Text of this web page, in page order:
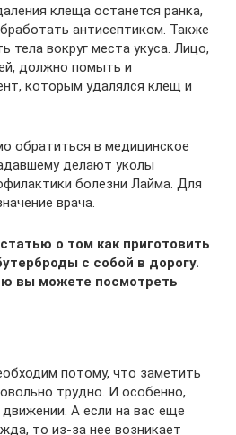
клеща останется ранка,
антисептиком. Также
тела вокруг места укуса. Лицо,
должно помыть и
которым удалялся клещ и
обратиться в медицинское
делают уколы
болезни Лайма. Для
врача.
о том как приготовить
с собой в дорогу.
вы можете посмотреть
потому, что заметить
трудно. И особенно,
А если на вас еще
то из-за нее возникает